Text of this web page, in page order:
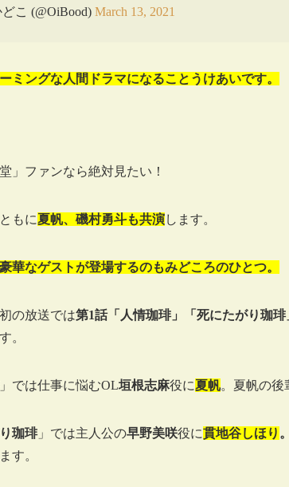
こ (@OiBood) March 13, 2021
ミングな人間ドラマになることうけあいです。
」ファンなら絶対見たい！
もに夏帆、 磯村勇斗も共演します。
華なゲストが登場するのもみどころのひとつ。
の放送では第1話「人情珈琲」「死にたがり珈琲
。
」では仕事に悩むOL垣根志麻役に夏帆。夏帆の後
珈琲」では主人公の早野美咲役に貫地谷しほり 。
す。